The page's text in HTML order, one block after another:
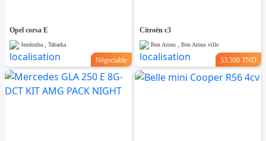
Opel corsa E
Jendouba , Tabarka
Négociable
Citroën c3
Ben Arous , Ben Arous ville
53.500 TND